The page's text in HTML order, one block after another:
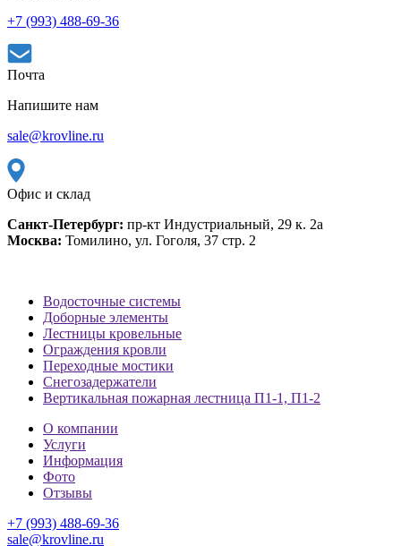
+7 (993) 488-69-36
Почта
Напишите нам
sale@krovline.ru
Офис и склад
Санкт-Петербург: пр-кт Индустриальный, 29 к. 2а
Москва: Томилино, ул. Гоголя, 37 стр. 2
Водосточные системы
Доборные элементы
Лестницы кровельные
Ограждения кровли
Переходные мостики
Снегозадержатели
Вертикальная пожарная лестница П1-1, П1-2
О компании
Услуги
Информация
Фото
Отзывы
+7 (993) 488-69-36
sale@krovline.ru